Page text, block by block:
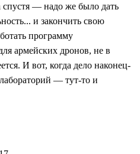
— надо же было дать
и закончить свою
программу
армейских дронов, не в
И вот, когда дело наконец-
— тут-то и